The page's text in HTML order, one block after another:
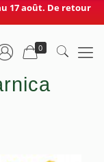
17 août. De retour
0